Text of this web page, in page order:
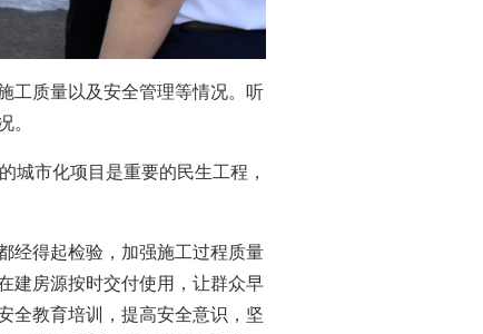
质量以及安全管理等情况。听
。
市化项目是重要的民生工程，
得起检验，加强施工过程质量
建房源按时交付使用，让群众早
全教育培训，提高安全意识，坚